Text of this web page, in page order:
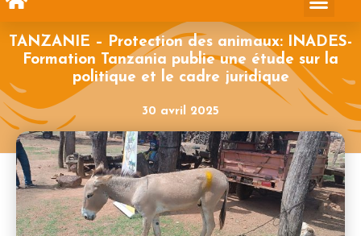
TANZANIE – Protection des animaux: INADES-
Formation Tanzania publie une étude sur la
politique et le cadre juridique
30 avril 2025